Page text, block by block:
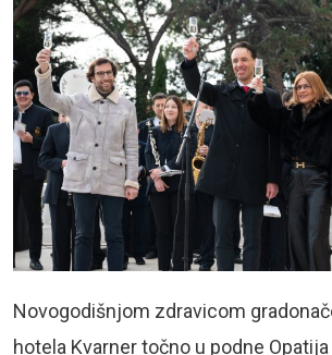
Novogodišnjom zdravicom
hotela Kvarner točno u podne